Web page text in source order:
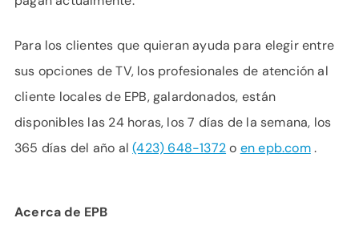
Para los clientes que quieran ayuda para elegir entre
sus opciones de TV, los profesionales de atención al
cliente locales de EPB, galardonados, están
disponibles las 24 horas, los 7 días de la semana, los
365 días del año al(423) 648-1372o en epb.com.
Acerca de EPB